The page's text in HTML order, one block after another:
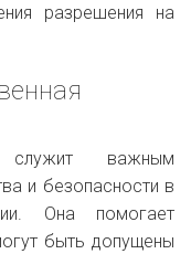
разрешения на
служит важным
и безопасности в
Она помогает
быть допущены